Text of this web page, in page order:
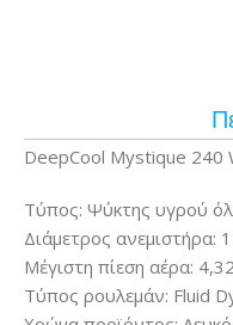
DeepCool Mystique 240
Τύπος: Ψύκτης υγρού
Διάμετρος ανεμιστήρα:
Μέγιστη πίεση αέρα:
Τύπος ρουλεμάν: Fluid